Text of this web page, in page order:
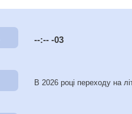
--:-- -03
В 2026 році переходу на